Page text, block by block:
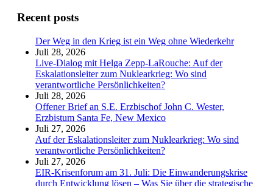
Recent posts
Der Weg in den Krieg ist ein Weg ohne Wiederkehr
Juli 28, 2026
Live-Dialog mit Helga Zepp-LaRouche: Auf der
Eskalationsleiter zum Nuklearkrieg: Wo sind
verantwortliche Persönlichkeiten?
Juli 28, 2026
Offener Brief an S.E. Erzbischof John C. Wester,
Erzbistum Santa Fe, New Mexico
Juli 27, 2026
Auf der Eskalationsleiter zum Nuklearkrieg: Wo sind
verantwortliche Persönlichkeiten?
Juli 27, 2026
EIR-Krisenforum am 31. Juli: Die Einwanderungskrise
durch Entwicklung lösen – Was Sie über die strategische